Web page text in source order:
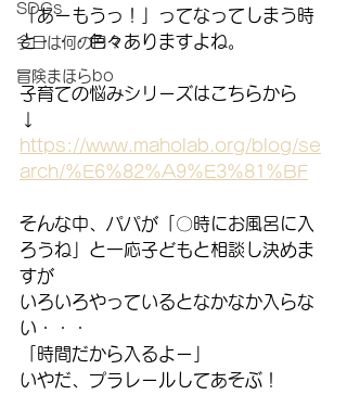
SDGs
今日は何の日？
冒険まほらbo
「あーもうっ！」ってなってしまう時
と・・・色々ありますよね。
子育ての悩みシリーズはこちらから
https://www.maholab.org/blog/se
arch/%E6%82%A9%E3%81%BF
そんな中、パパが「〇時にお風呂に入
ろうね」と一応子どもと相談し決めま
すが
いろいろやっているとなかなか入らな
い・・・
「時間だから入るよー」
いやだ、プラレールしてあそぶ！